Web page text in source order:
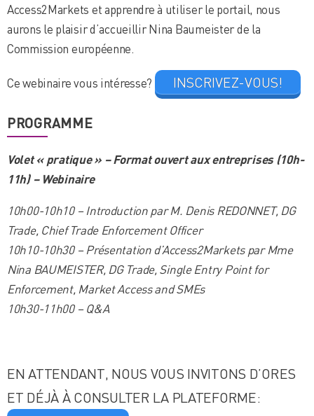
Access2Markets et apprendre à utiliser le portail, nous
aurons le plaisir d’accueillir Nina Baumeister de la
Commission européenne.
Ce webinaire vous intéresse? INSCRIVEZ-VOUS!
PROGRAMME
Volet « pratique » – Format ouvert aux entreprises (10h-
11h) – Webinaire
10h00-10h10 – Introduction par M. Denis REDONNET, DG
Trade, Chief Trade Enforcement Officer
10h10-10h30 – Présentation d’Access2Markets par Mme
Nina BAUMEISTER, DG Trade, Single Entry Point for
Enforcement, Market Access and SMEs
10h30-11h00 – Q&A
EN ATTENDANT, NOUS VOUS INVITONS D’ORES
ET DÉJÀ À CONSULTER LA PLATEFORME: